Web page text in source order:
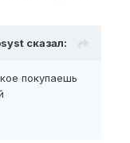
сказал:
покупаешь